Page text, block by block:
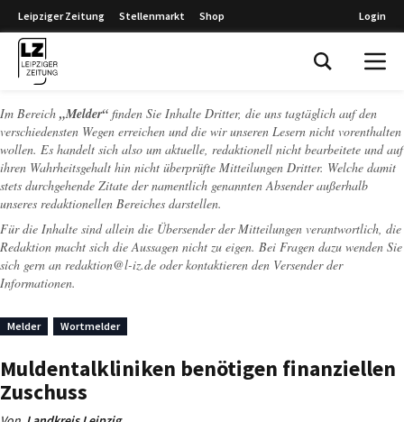
Leipziger Zeitung Stellenmarkt Shop Login
Im Bereich „Melder“ finden Sie Inhalte Dritter, die uns tagtäglich auf den
verschiedensten Wegen erreichen und die wir unseren Lesern nicht vorenthalten
wollen. Es handelt sich also um aktuelle, redaktionell nicht bearbeitete und auf
ihren Wahrheitsgehalt hin nicht überprüfte Mitteilungen Dritter. Welche damit
stets durchgehende Zitate der namentlich genannten Absender außerhalb
unseres redaktionellen Bereiches darstellen.
Für die Inhalte sind allein die Übersender der Mitteilungen verantwortlich, die
Redaktion macht sich die Aussagen nicht zu eigen. Bei Fragen dazu wenden Sie
sich gern an redaktion@l-iz.de oder kontaktieren den Versender der
Informationen.
Melder Wortmelder
Muldentalkliniken benötigen finanziellen
Zuschuss